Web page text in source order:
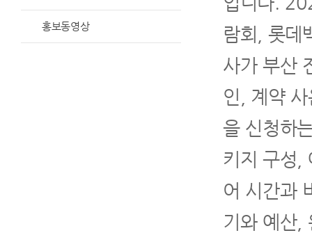
홍보동영상
람회, 롯데
사가 부산
인, 계약
을 신청하
키지 구성,
어 시간과
기와 예산,